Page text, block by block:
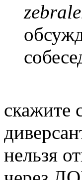
скажите
нельзя